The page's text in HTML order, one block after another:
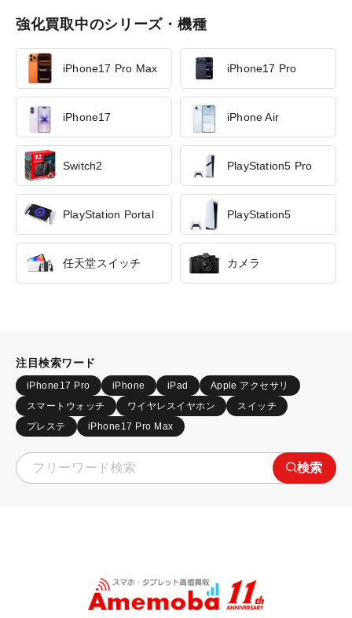
強化買取中のシリーズ・機種
iPhone17 Pro Max iPhone17 Pro
iPhone17 iPhone Air
Switch2 PlayStation5 Pro
PlayStation Portal PlayStation5
任天堂スイッチ カメラ
注目検索ワード
iPhone17 Pro iPhone iPad
Apple アクセサリ
スマートウォッチ
ワイヤレスイヤホン
スイッチ
プレステ
iPhone17 Pro Max
検索